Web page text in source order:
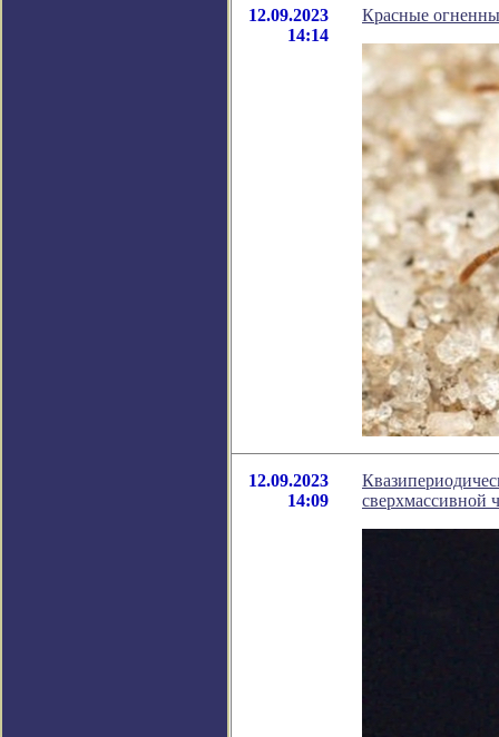
12.09.2023
14:14
Красные
12.09.2023
14:09
сверхмассивной